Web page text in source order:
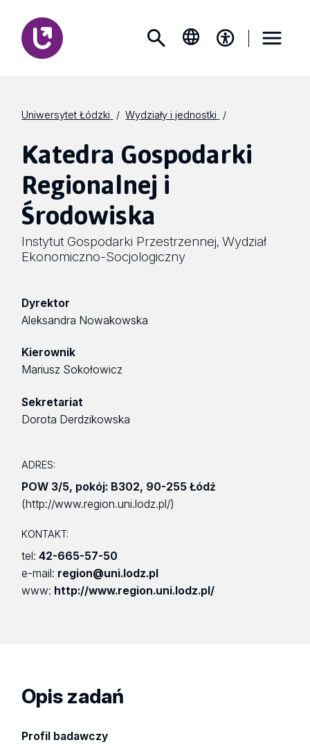
Uniwersytet Łódzki Wydziały i jednostki
Katedra Gospodarki
Regionalnej i
Środowiska
Instytut Gospodarki Przestrzennej, Wydział
Ekonomiczno-Socjologiczny
Dyrektor
Aleksandra Nowakowska
Kierownik
Mariusz Sokołowicz
Sekretariat
Dorota Derdzikowska
ADRES:
POW 3/5, pokój: B302, 90-255 Łódź
(http://www.region.uni.lodz.pl/)
KONTAKT:
tel:42-665-57-50
e-mail: region@uni.lodz.pl
www: http://www.region.uni.lodz.pl/
Opis zadań
Profil badawczy